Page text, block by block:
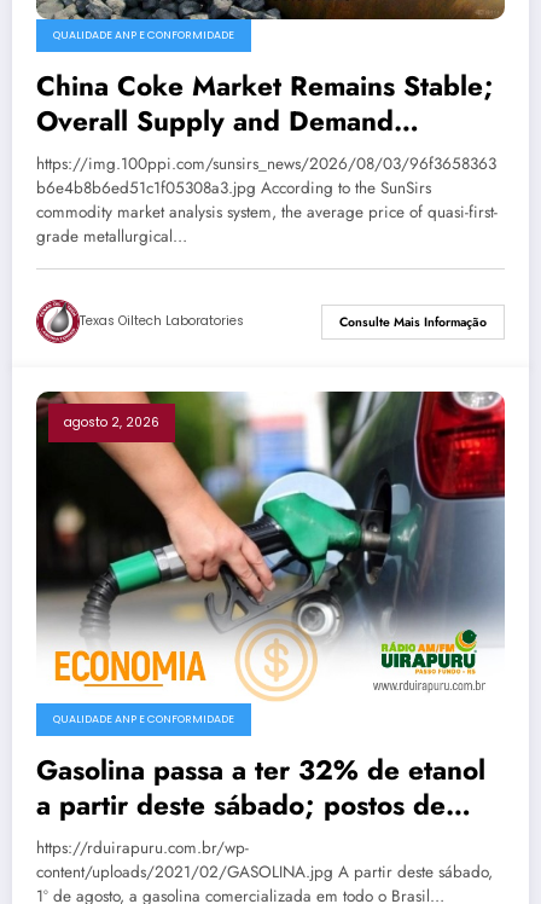
QUALIDADE ANP E CONFORMIDADE
China Coke Market Remains Stable;
Overall Supply and Demand
Balanced
https://img.100ppi.com/sunsirs_news/2026/08/03/96f3658363
b6e4b8b6ed51c1f05308a3.jpg According to the SunSirs
commodity market analysis system, the average price of quasi-first-
grade metallurgical…
Texas Oiltech Laboratories Consulte Mais Informação
agosto 2, 2026
QUALIDADE ANP E CONFORMIDADE
Gasolina passa a ter 32% de etanol
a partir deste sábado; postos de
Passo Fundo já aguardam nova
composição
https://rduirapuru.com.br/wp-
content/uploads/2021/02/GASOLINA.jpg A partir deste sábado,
1º de agosto, a gasolina comercializada em todo o Brasil…